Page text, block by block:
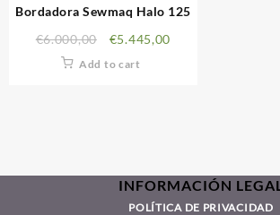
Bordadora Sewmaq Halo 125
€6.000,00 €5.445,00
Add to cart
INFORMACIÓN LEGAL
POLÍTICA DE PRIVACIDAD